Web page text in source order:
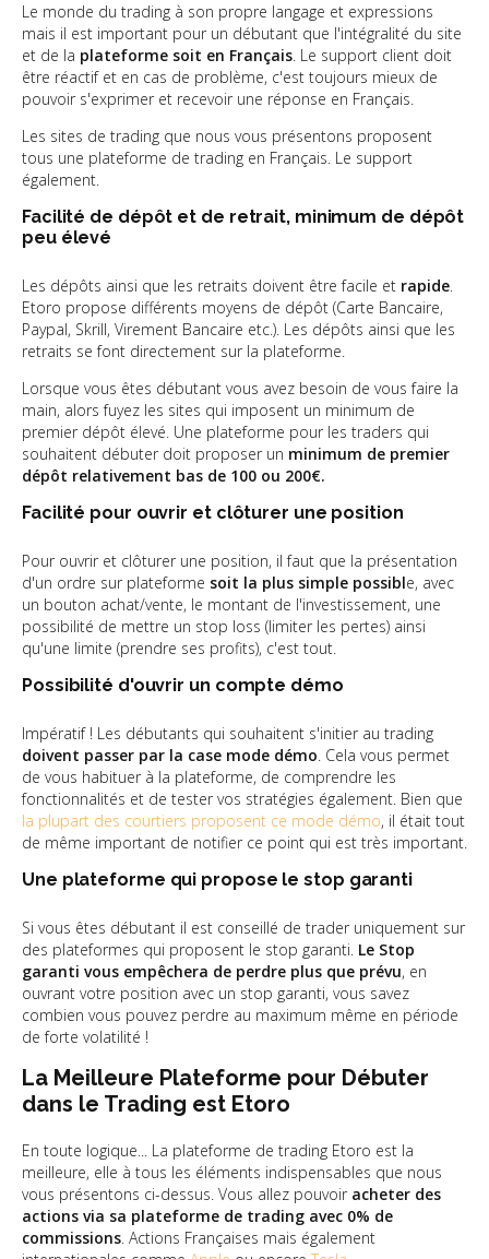
Le monde du trading à son propre langage et expressions
mais il est important pour un débutant que l'intégralité du site
et de la plateforme soit en Français. Le support client doit
être réactif et en cas de problème, c'est toujours mieux de
pouvoir s'exprimer et recevoir une réponse en Français.
Les sites de trading que nous vous présentons proposent
tous une plateforme de trading en Français. Le support
également.
Facilité de dépôt et de retrait, minimum de dépôt
peu élevé
Les dépôts ainsi que les retraits doivent être facile et rapide.
Etoro propose différents moyens de dépôt (Carte Bancaire,
Paypal, Skrill, Virement Bancaire etc.). Les dépôts ainsi que les
retraits se font directement sur la plateforme.
Lorsque vous êtes débutant vous avez besoin de vous faire la
main, alors fuyez les sites qui imposent un minimum de
premier dépôt élevé. Une plateforme pour les traders qui
souhaitent débuter doit proposer un minimum de premier
dépôt relativement bas de 100 ou 200€.
Facilité pour ouvrir et clôturer une position
Pour ouvrir et clôturer une position, il faut que la présentation
d'un ordre sur plateforme soit la plus simple possible, avec
un bouton achat/vente, le montant de l'investissement, une
possibilité de mettre un stop loss (limiter les pertes) ainsi
qu'une limite (prendre ses profits), c'est tout.
Possibilité d'ouvrir un compte démo
Impératif ! Les débutants qui souhaitent s'initier au trading
doivent passer par la case mode démo. Cela vous permet
de vous habituer à la plateforme, de comprendre les
fonctionnalités et de tester vos stratégies également. Bien que
la plupart des courtiers proposent ce mode démo, il était tout
de même important de notifier ce point qui est très important.
Une plateforme qui propose le stop garanti
Si vous êtes débutant il est conseillé de trader uniquement sur
des plateformes qui proposent le stop garanti. Le Stop
garanti vous empêchera de perdre plus que prévu, en
ouvrant votre position avec un stop garanti, vous savez
combien vous pouvez perdre au maximum même en période
de forte volatilité !
La Meilleure Plateforme pour Débuter
dans le Trading est Etoro
En toute logique... La plateforme de trading Etoro est la
meilleure, elle à tous les éléments indispensables que nous
vous présentons ci-dessus. Vous allez pouvoir acheter des
actions via sa plateforme de trading avec 0% de
commissions. Actions Françaises mais également